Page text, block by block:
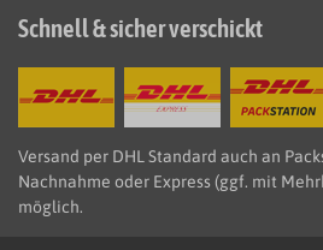
Schnell & sicher verschickt
Versand per DHL Standard auch an
Nachnahme oder Express (ggf. mit
möglich.